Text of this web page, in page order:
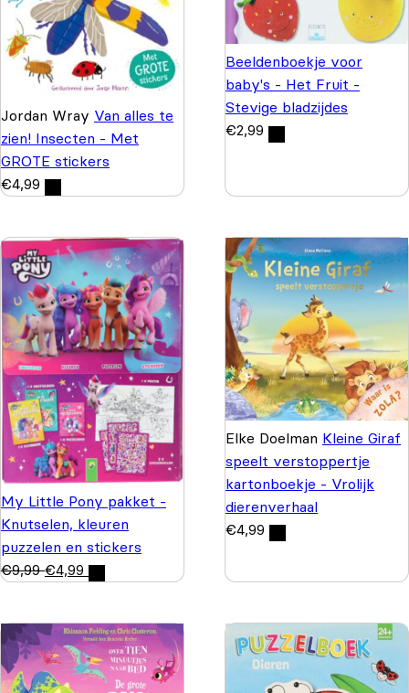
Jordan Wray Van alles te
zien! Insecten - Met
GROTE stickers
€4,99
Beeldenboekje voor
baby's - Het Fruit -
Stevige bladzijdes
€2,99
My Little Pony pakket -
Knutselen, kleuren
puzzelen en stickers
€9,99 €4,99
Elke Doelman Kleine Giraf
speelt verstoppertje
kartonboekje - Vrolijk
dierenverhaal
€4,99